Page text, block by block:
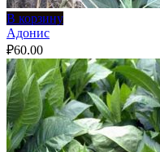
В корзину
Адонис
₽60.00